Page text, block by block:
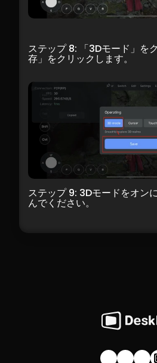
ステップ 8: 「3Dモード」を
存」をクリックします。
ステップ 9: 3Dモードをオン
んでください。